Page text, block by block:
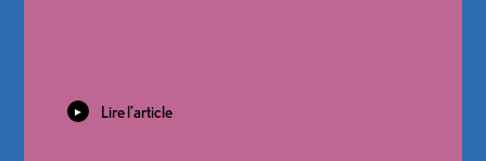
Lire l’article